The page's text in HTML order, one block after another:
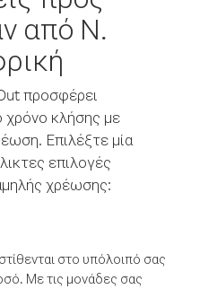
από Ν.
προσφέρει
χρόνο κλήσης με
Επιλέξτε μία
επιλογές
χρέωσης:
στο υπόλοιπό σας
Με τις μονάδες σας